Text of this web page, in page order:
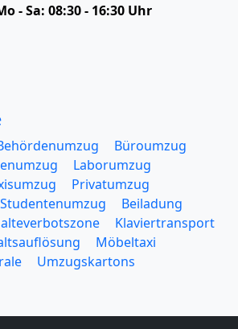
- Sa: 08:30 - 16:30 Uhr
Büroumzug
Laborumzug
Privatumzug
Studentenumzug
Beiladung
Klaviertransport
Möbeltaxi
Umzugskartons